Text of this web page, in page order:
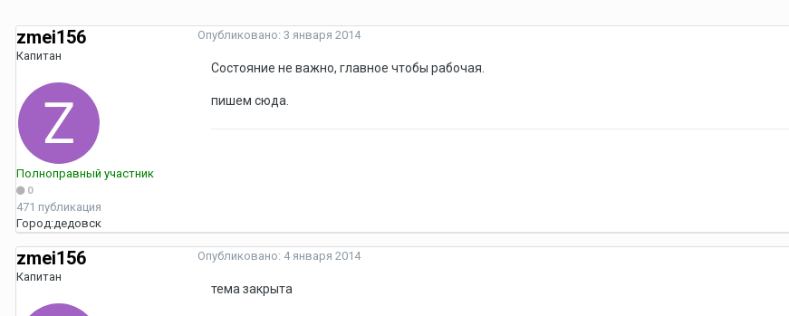
zmei156
Капитан
Полноправный участник
0
471 публикация
Город:дедовск
Опубликовано: 3 января 2014
Состояние не важно, главное чтобы рабочая.
пишем сюда.
zmei156
Капитан
Опубликовано: 4 января 2014
тема закрыта